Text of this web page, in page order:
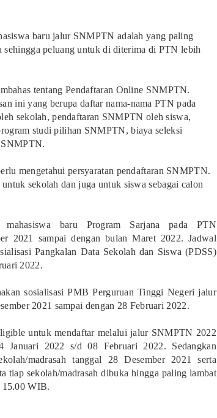
baru jalur SNMPTN adalah yang paling
sehingga peluang untuk di diterima di PTN lebih
tentang Pendaftaran Online SNMPTN.
ini yang berupa daftar nama-nama PTN pada
sekolah, pendaftaran SNMPTN oleh siswa,
studi pilihan SNMPTN, biaya seleksi
mengetahui persyaratan pendaftaran SNMPTN.
sekolah dan juga untuk siswa sebagai calon
mahasiswa baru Program Sarjana pada PTN
2021 sampai dengan bulan Maret 2022. Jadwal
Pangkalan Data Sekolah dan Siswa (PDSS)
2022.
sosialisasi PMB Perguruan Tinggi Negeri jalur
2021 sampai dengan 28 Februari 2022.
untuk mendaftar melalui jalur SNMPTN 2022
Januari 2022 s/d 08 Februari 2022. Sedangkan
madrasah tanggal 28 Desember 2021 serta
tiap sekolah/madrasah dibuka hingga paling lambat
15.00 WIB.